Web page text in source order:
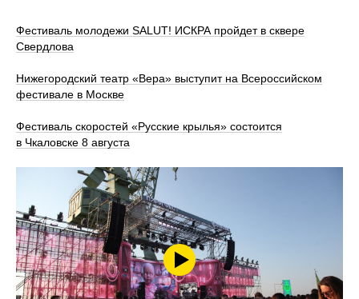
Фестиваль молодежи SALUT! ИСКРА пройдет в сквере
Свердлова
Нижегородский театр «Вера» выступит на Всероссийском
фестивале в Москве
Фестиваль скоростей «Русские крылья» состоится
в Чкаловске 8 августа